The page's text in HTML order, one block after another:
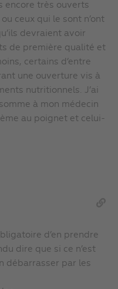
encore très ouverts
ceux qui le sont n’ont
devraient avoir
de première qualité et
certains d’entre
une ouverture vis à
nutritionnels. J’ai
à mon médecin
au poignet et celui-
d’en prendre
dire que si ce n’est
débarrasser par les